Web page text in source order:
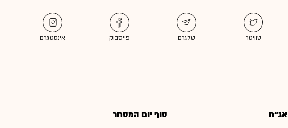
אג"ח סוף יום המסחר